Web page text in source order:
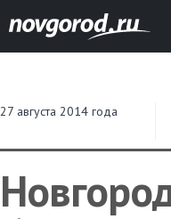
27 августа 2014 года